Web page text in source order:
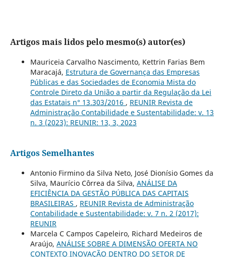
Artigos mais lidos pelo mesmo(s) autor(es)
Mauriceia Carvalho Nascimento, Kettrin Farias Bem
Maracajá, Estrutura de Governança das Empresas
Públicas e das Sociedades de Economia Mista do
Controle Direto da União a partir da Regulação da Lei
das Estatais n° 13.303/2016 , REUNIR Revista de
Administração Contabilidade e Sustentabilidade: v. 13
n. 3 (2023): REUNIR: 13, 3, 2023
Artigos Semelhantes
Antonio Firmino da Silva Neto, José Dionísio Gomes da
Silva, Maurício Côrrea da Silva, ANÁLISE DA
EFICIÊNCIA DA GESTÃO PÚBLICA DAS CAPITAIS
BRASILEIRAS , REUNIR Revista de Administração
Contabilidade e Sustentabilidade: v. 7 n. 2 (2017):
REUNIR
Marcela C Campos Capeleiro, Richard Medeiros de
Araújo, ANÁLISE SOBRE A DIMENSÃO OFERTA NO
CONTEXTO INOVAÇÃO DENTRO DO SETOR DE